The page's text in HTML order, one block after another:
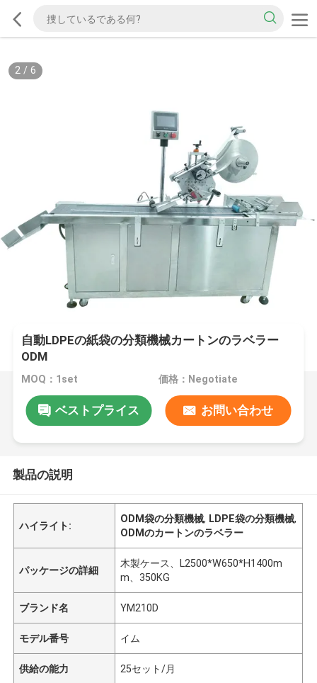
2/ 6
自動LDPEの紙袋の分類機械カートンのラベラー
ODM
MOQ：1set 価格：Negotiate
ベストプライス お問い合わせ
製品の説明
ハイライト:
ODM袋の分類機械, LDPE袋の分類機械,
ODMのカートンのラベラー
パッケージの詳細
木製ケース、L2500*W650*H1400m
m、350KG
ブランド名 YM210D
モデル番号 イム
供給の能力 25セット/月